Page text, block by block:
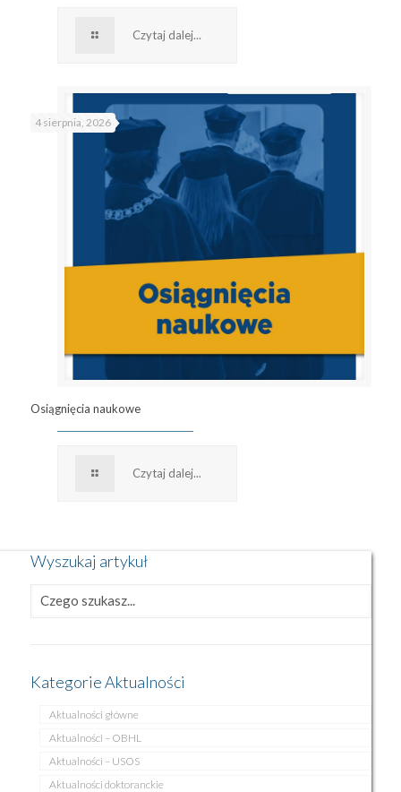
Czytaj dalej...
4 sierpnia, 2026
Osiągnięcia naukowe
Czytaj dalej...
Wyszukaj artykuł
Kategorie Aktualności
Aktualności główne
Aktualności – OBHL
Aktualności – USOS
Aktualności doktoranckie